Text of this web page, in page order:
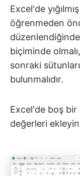
Excel'de
öğrenmeden
biçiminde
sonraki
bulunmalıdır.
Excel'de boş bir
değerleri